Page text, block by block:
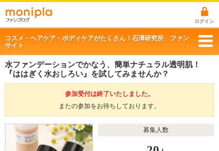
ログイン
コスメ・ヘアケア・ボディケアがたくさん！石澤研究所 ファン
サイト
水ファンデーションでかなう、簡単ナチュラル透明肌！
『ははぎく水おしろい』を試してみませんか？
参加受付は終了いたしました。
またの参加をお待ちしております。
募集人数